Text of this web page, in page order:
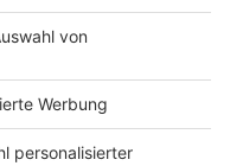
Ihre
YouTube
laden!
eines